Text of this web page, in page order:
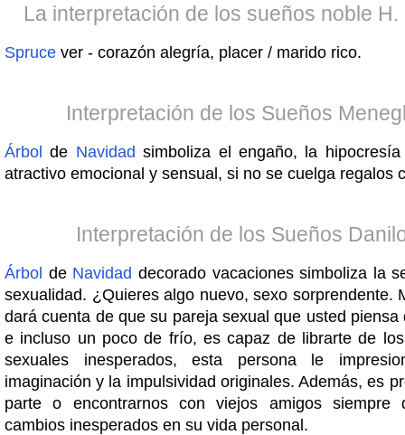
La interpretación de los sueños noble
Spruce ver - corazón alegría, placer / marido rico.
Interpretación de los Sueños
Árbol de Navidad simboliza el engaño, la
atractivo emocional y sensual, si no se cuelga regalos
Interpretación de los Sueños
Árbol de Navidad decorado vacaciones simboliza la
sexualidad. ¿Quieres algo nuevo, sexo sorprendente.
dará cuenta de que su pareja sexual que usted piensa
e incluso un poco de frío, es capaz de librarte de
sexuales inesperados, esta persona le
imaginación y la impulsividad originales. Además, es
parte o encontrarnos con viejos amigos siempre
cambios inesperados en su vida personal.